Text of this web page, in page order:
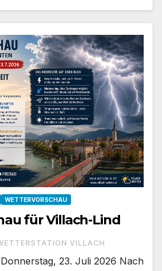
WETTERVORSCHAU
für Villach-Lind
VILLACH
23. Juli 2026 Nach